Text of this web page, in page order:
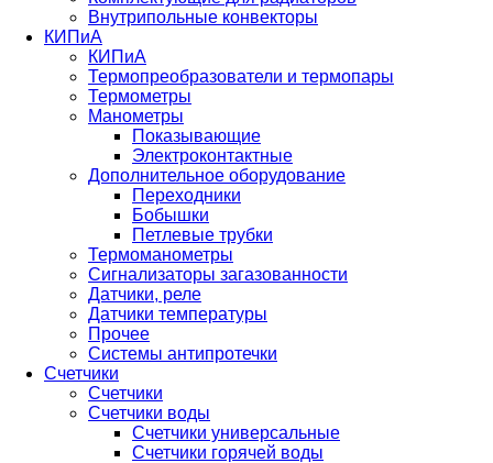
Внутрипольные конвекторы
КИПиА
КИПиА
Термопреобразователи и термопары
Термометры
Манометры
Показывающие
Электроконтактные
Дополнительное оборудование
Переходники
Бобышки
Петлевые трубки
Термоманометры
Сигнализаторы загазованности
Датчики, реле
Датчики температуры
Прочее
Системы антипротечки
Счетчики
Счетчики
Счетчики воды
Счетчики универсальные
Счетчики горячей воды